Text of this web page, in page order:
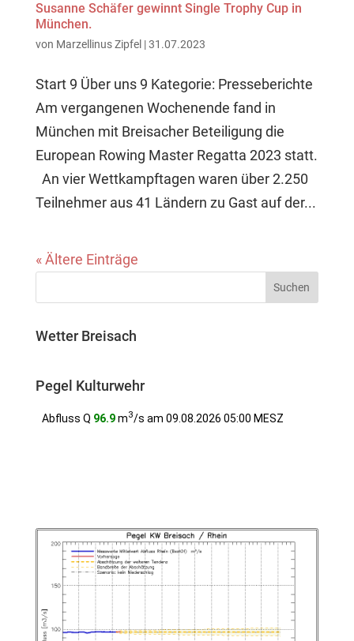
Susanne Schäfer gewinnt Single Trophy Cup in
München.
von Marzellinus Zipfel |31.07.2023
Start 9 Über uns 9 Kategorie: Presseberichte
Am vergangenen Wochenende fand in
München mit Breisacher Beteiligung die
European Rowing Master Regatta 2023 statt.
An vier Wettkampftagen waren über 2.250
Teilnehmer aus 41 Ländern zu Gast auf der...
« Ältere Einträge
Wetter Breisach
Pegel Kulturwehr